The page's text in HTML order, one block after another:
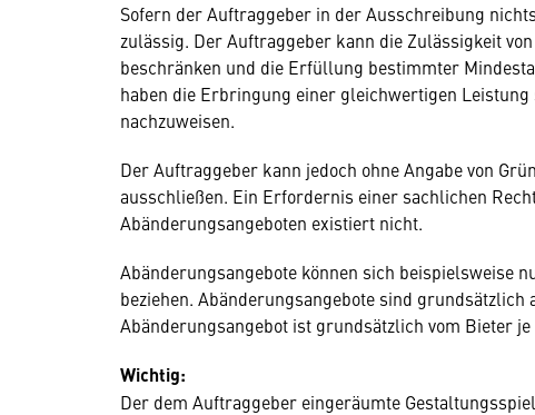
Sofern der Auftraggeber in der Ausschreibung
zulässig. Der Auftraggeber kann die Zulässigkeit
beschränken und die Erfüllung bestimmter
haben die Erbringung einer gleichwertigen
nachzuweisen.
Der Auftraggeber kann jedoch ohne Angabe von
ausschließen. Ein Erfordernis einer sachlichen
Abänderungsangeboten existiert nicht.
Abänderungsangebote können sich beispielsweise
beziehen. Abänderungsangebote sind grundsätzlich
Abänderungsangebot ist grundsätzlich vom Bieter
Wichtig:
Der dem Auftraggeber eingeräumte